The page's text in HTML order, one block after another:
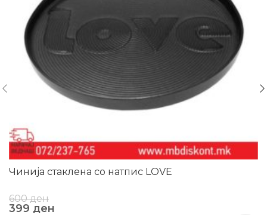
Чинија стаклена со натпис LOVE
600ден
399 ден